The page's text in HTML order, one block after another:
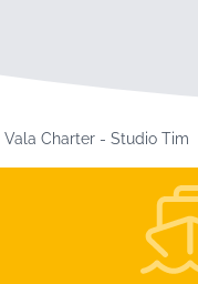
Vala Charter - Studio Tim